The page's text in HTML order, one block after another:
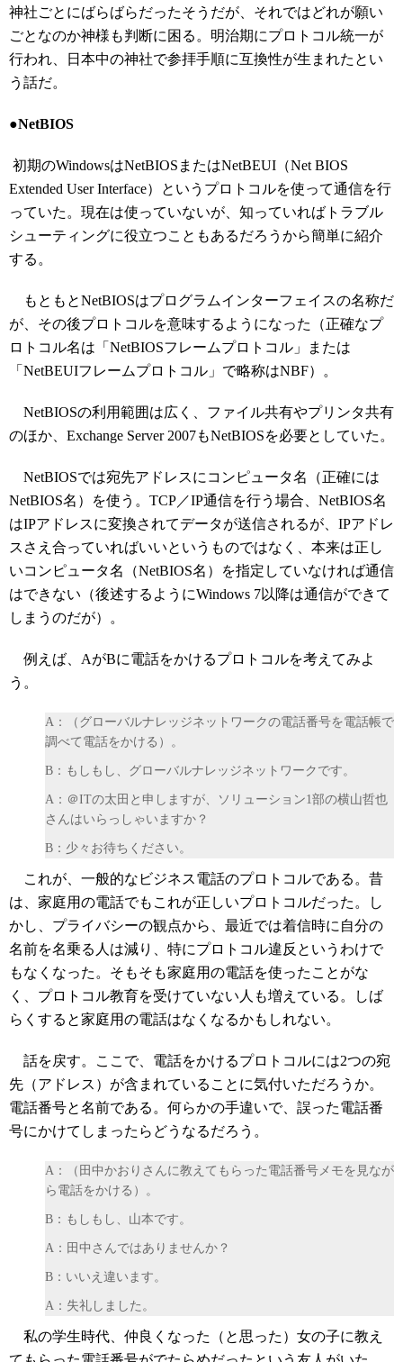
神社ごとにばらばらだったそうだが、それではどれが願い
ごとなのか神様も判断に困る。明治期にプロトコル統一が
行われ、日本中の神社で参拝手順に互換性が生まれたとい
う話だ。
●NetBIOS
初期のWindowsはNetBIOSまたはNetBEUI（Net BIOS
Extended User Interface）というプロトコルを使って通信を行
っていた。現在は使っていないが、知っていればトラブル
シューティングに役立つこともあるだろうから簡単に紹介
する。
もともとNetBIOSはプログラムインターフェイスの名称だ
が、その後プロトコルを意味するようになった（正確なプ
ロトコル名は「NetBIOSフレームプロトコル」または
「NetBEUIフレームプロトコル」で略称はNBF）。
NetBIOSの利用範囲は広く、ファイル共有やプリンタ共有
のほか、Exchange Server 2007もNetBIOSを必要としていた。
NetBIOSでは宛先アドレスにコンピュータ名（正確には
NetBIOS名）を使う。TCP／IP通信を行う場合、NetBIOS名
はIPアドレスに変換されてデータが送信されるが、IPアドレ
スさえ合っていればいいというものではなく、本来は正し
いコンピュータ名（NetBIOS名）を指定していなければ通信
はできない（後述するようにWindows 7以降は通信ができて
しまうのだが）。
例えば、AがBに電話をかけるプロトコルを考えてみよ
う。
A：（グローバルナレッジネットワークの電話番号を電話帳で
調べて電話をかける）。
B：もしもし、グローバルナレッジネットワークです。
A：＠ITの太田と申しますが、ソリューション1部の横山哲也
さんはいらっしゃいますか？
B：少々お待ちください。
これが、一般的なビジネス電話のプロトコルである。昔
は、家庭用の電話でもこれが正しいプロトコルだった。し
かし、プライバシーの観点から、最近では着信時に自分の
名前を名乗る人は減り、特にプロトコル違反というわけで
もなくなった。そもそも家庭用の電話を使ったことがな
く、プロトコル教育を受けていない人も増えている。しば
らくすると家庭用の電話はなくなるかもしれない。
話を戻す。ここで、電話をかけるプロトコルには2つの宛
先（アドレス）が含まれていることに気付いただろうか。
電話番号と名前である。何らかの手違いで、誤った電話番
号にかけてしまったらどうなるだろう。
A：（田中かおりさんに教えてもらった電話番号メモを見なが
ら電話をかける）。
B：もしもし、山本です。
A：田中さんではありませんか？
B：いいえ違います。
A：失礼しました。
私の学生時代、仲良くなった（と思った）女の子に教え